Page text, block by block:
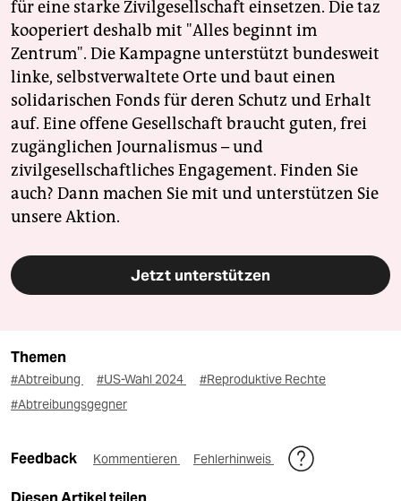
für eine starke Zivilgesellschaft einsetzen. Die taz
kooperiert deshalb mit "Alles beginnt im
Zentrum". Die Kampagne unterstützt bundesweit
linke, selbstverwaltete Orte und baut einen
solidarischen Fonds für deren Schutz und Erhalt
auf. Eine offene Gesellschaft braucht guten, frei
zugänglichen Journalismus – und
zivilgesellschaftliches Engagement. Finden Sie
auch? Dann machen Sie mit und unterstützen Sie
unsere Aktion.
Jetzt unterstützen
Themen
#Abtreibung #US-Wahl 2024
#Reproduktive Rechte
#Abtreibungsgegner
Feedback Kommentieren Fehlerhinweis